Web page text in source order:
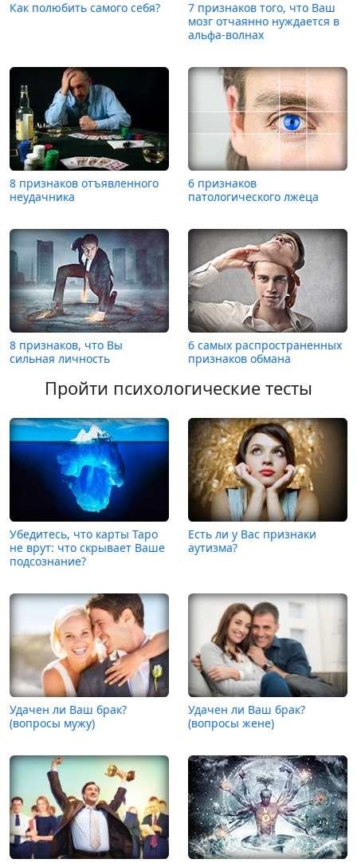
Как полюбить самого себя?
7 признаков того, что Ваш
мозг отчаянно нуждается в
альфа-волнах
8 признаков отъявленного
неудачника
6 признаков
патологического лжеца
8 признаков, что Вы
сильная личность
6 самых распространенных
признаков обмана
Пройти психологические тесты
Убедитесь, что карты Таро
не врут: что скрывает Ваше
подсознание?
Есть ли у Вас признаки
аутизма?
Удачен ли Ваш брак?
(вопросы мужу)
Удачен ли Ваш брак?
(вопросы жене)